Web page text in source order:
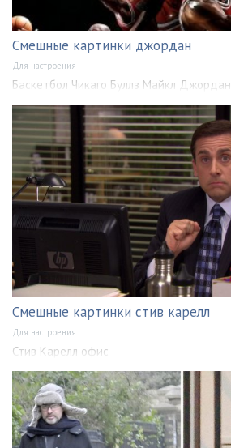
Смешные картинки джордан
Для настроения
Баскетбол Чикаго Буллз Майкл Джордан
Смешные картинки стив карелл
Для настроения
Стив Карелл офис